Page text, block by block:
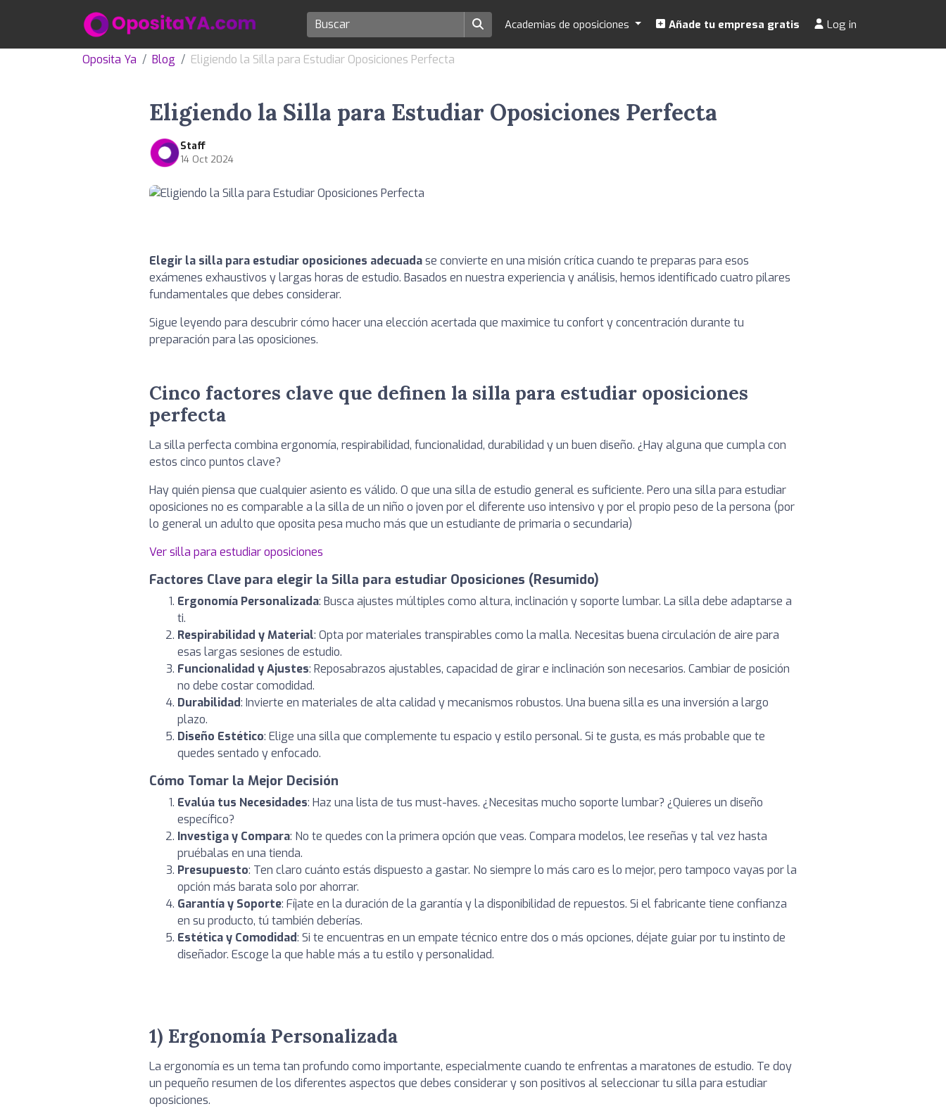
Academias de oposiciones Añade tu empresa gratis Log in
Oposita Ya Blog Eligiendo la Silla para Estudiar Oposiciones Perfecta
Eligiendo la Silla para Estudiar Oposiciones Perfecta
Staff
14 Oct 2024
Elegir la silla para estudiar oposiciones adecuadase convierte en una misión crítica cuando te preparas para esos
exámenes exhaustivos y largas horas de estudio. Basados en nuestra experiencia y análisis, hemos identificado cuatro pilares
fundamentales que debes considerar.
Sigue leyendo para descubrir cómo hacer una elección acertada que maximice tu confort y concentración durante tu
preparación para las oposiciones.
Cinco factores clave que definen la silla para estudiar oposiciones
perfecta
La silla perfecta combina ergonomía, respirabilidad, funcionalidad, durabilidad y un buen diseño. ¿Hay alguna que cumpla con
estos cinco puntos clave?
Hay quién piensa que cualquier asiento es válido. O que una silla de estudio general es suficiente. Pero una silla para estudiar
oposiciones no es comparable a la silla de un niño o joven por el diferente uso intensivo y por el propio peso de la persona (por
lo general un adulto que oposita pesa mucho más que un estudiante de primaria o secundaria)
Ver silla para estudiar oposiciones
Factores Clave para elegir la Silla para estudiar Oposiciones (Resumido)
Ergonomía Personalizada: Busca ajustes múltiples como altura, inclinación y soporte lumbar. La silla debe adaptarse a
ti.
Respirabilidad y Material: Opta por materiales transpirables como la malla. Necesitas buena circulación de aire para
esas largas sesiones de estudio.
Funcionalidad y Ajustes: Reposabrazos ajustables, capacidad de girar e inclinación son necesarios. Cambiar de posición
no debe costar comodidad.
Durabilidad: Invierte en materiales de alta calidad y mecanismos robustos. Una buena silla es una inversión a largo
plazo.
Diseño Estético: Elige una silla que complemente tu espacio y estilo personal. Si te gusta, es más probable que te
quedes sentado y enfocado.
Cómo Tomar la Mejor Decisión
Evalúa tus Necesidades: Haz una lista de tus must-haves. ¿Necesitas mucho soporte lumbar? ¿Quieres un diseño
específico?
Investiga y Compara: No te quedes con la primera opción que veas. Compara modelos, lee reseñas y tal vez hasta
pruébalas en una tienda.
Presupuesto: Ten claro cuánto estás dispuesto a gastar. No siempre lo más caro es lo mejor, pero tampoco vayas por la
opción más barata solo por ahorrar.
Garantía y Soporte: Fíjate en la duración de la garantía y la disponibilidad de repuestos. Si el fabricante tiene confianza
en su producto, tú también deberías.
Estética y Comodidad: Si te encuentras en un empate técnico entre dos o más opciones, déjate guiar por tu instinto de
diseñador. Escoge la que hable más a tu estilo y personalidad.
1) Ergonomía Personalizada
La ergonomía es un tema tan profundo como importante, especialmente cuando te enfrentas a maratones de estudio. Te doy
un pequeño resumen de los diferentes aspectos que debes considerar y son positivos al seleccionar tu silla para estudiar
oposiciones.